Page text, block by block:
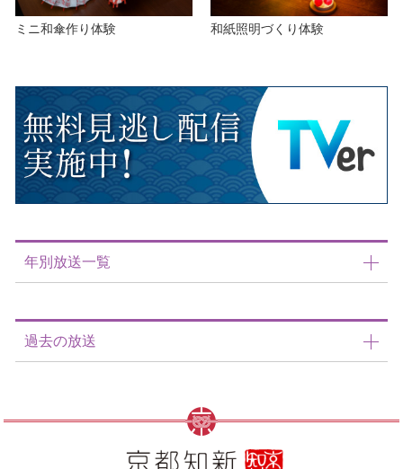
ミニ和傘作り体験 和紙照明づくり体験
年別放送一覧
過去の放送